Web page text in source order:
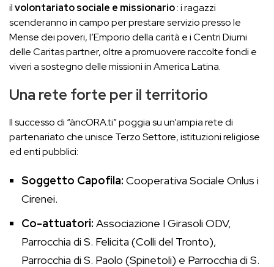
ilvolontariato sociale e missionario: i ragazzi
scenderanno in campo per prestare servizio presso le
Mense dei poveri, l’Emporio della carità e i Centri Diurni
delle Caritas partner, oltre a promuovere raccolte fondi e
viveri a sostegno delle missioni in America Latina.
Una rete forte per il territorio
Il successo di “àncORA.ti” poggia su un’ampia rete di
partenariato che unisce Terzo Settore, istituzioni religiose
ed enti pubblici:
Soggetto Capofila: Cooperativa Sociale Onlus i
Cirenei.
Co-attuatori: Associazione I Girasoli ODV,
Parrocchia di S. Felicita (Colli del Tronto),
Parrocchia di S. Paolo (Spinetoli) e Parrocchia di S.